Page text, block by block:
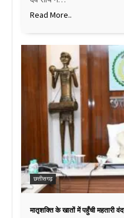
Read More..
छत्तीसगढ़
मातृशक्ति के खातों में पहुँची महतारी